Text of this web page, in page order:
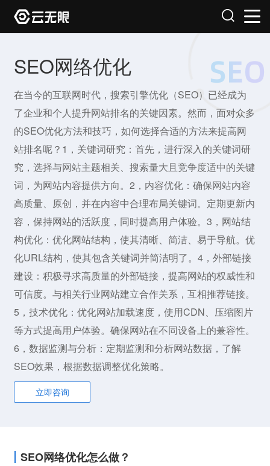
SEO网络优化
在当今的互联网时代，搜索引擎优化（SEO）已经成为
了企业和个人提升网站排名的关键因素。然而，面对众多
的SEO优化方法和技巧，如何选择合适的方法来提高网
站排名呢？1，关键词研究：首先，进行深入的关键词研
究，选择与网站主题相关、搜索量大且竞争度适中的关键
词，为网站内容提供方向。2，内容优化：确保网站内容
高质量、原创，并在内容中合理布局关键词。定期更新内
容，保持网站的活跃度，同时提高用户体验。3，网站结
构优化：优化网站结构，使其清晰、简洁、易于导航。优
化URL结构，使其包含关键词并简洁明了。4，外部链接
建设：积极寻求高质量的外部链接，提高网站的权威性和
可信度。与相关行业网站建立合作关系，互相推荐链接。
5，技术优化：优化网站加载速度，使用CDN、压缩图片
等方式提高用户体验。确保网站在不同设备上的兼容性。
6，数据监测与分析：定期监测和分析网站数据，了解
SEO效果，根据数据调整优化策略。
立即咨询
SEO网络优化怎么做？